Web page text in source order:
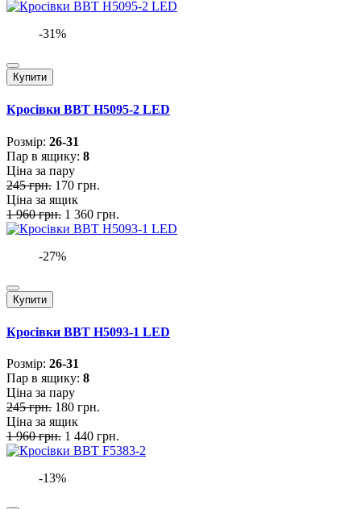
-31%
Купити
Кросівки BBT H5095-2 LED
Розмiр: 26-31
Пар в ящику: 8
Ціна за пару
245 грн. 170 грн.
Ціна за ящик
1 960 грн. 1 360 грн.
-27%
Купити
Кросівки BBT H5093-1 LED
Розмiр: 26-31
Пар в ящику: 8
Ціна за пару
245 грн. 180 грн.
Ціна за ящик
1 960 грн. 1 440 грн.
-13%